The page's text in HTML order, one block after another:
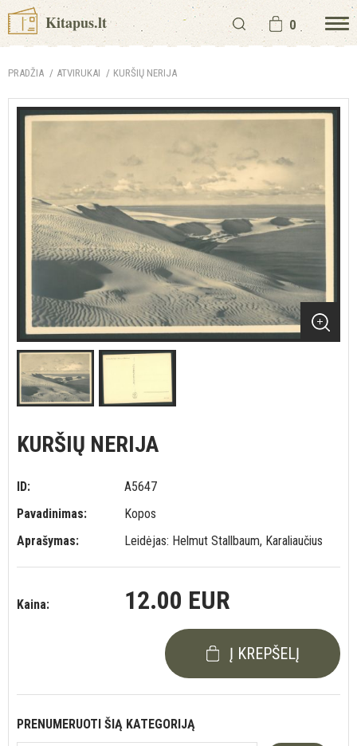
Kitapus.lt 0
PRADŽIA ATVIRUKAI KURŠIŲ NERIJA
KURŠIŲ NERIJA
ID:
A5647
Pavadinimas:
Kopos
Aprašymas:
Leidėjas: Helmut Stallbaum, Karaliaučius
Kaina: 12.00 EUR
Į KREPŠELĮ
PRENUMERUOTI ŠIĄ KATEGORIJĄ